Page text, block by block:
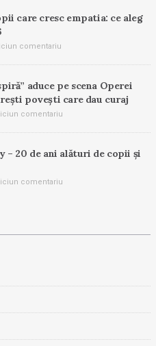
care cresc empatia: ce aleg
comentariu
aduce pe scena Operei
povești care dau curaj
comentariu
– 20 de ani alături de copii și
comentariu